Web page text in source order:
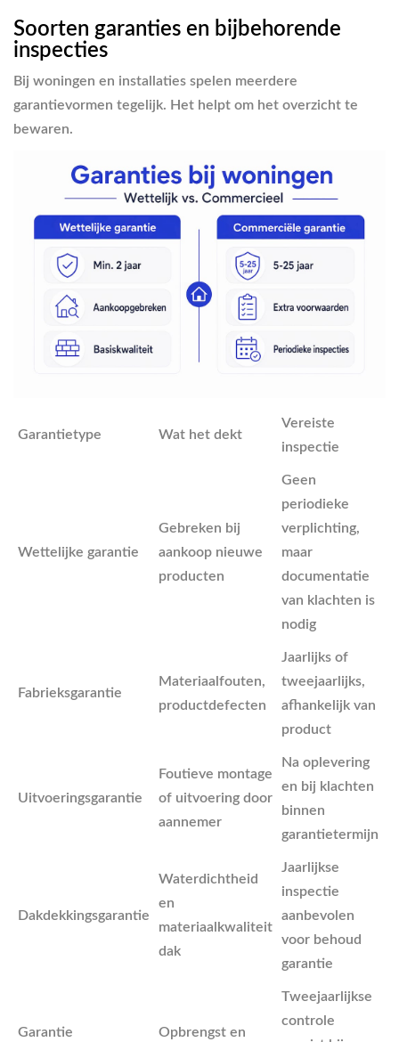
Soorten garanties en bijbehorende
inspecties
Bij woningen en installaties spelen meerdere
garantievormen tegelijk. Het helpt om het overzicht te
bewaren.
Garantietype Wat het dekt
Vereiste
inspectie
Wettelijke garantie
Gebreken bij
aankoop nieuwe
producten
Geen
periodieke
verplichting,
maar
documentatie
van klachten is
nodig
Fabrieksgarantie
Materiaalfouten,
productdefecten
Jaarlijks of
tweejaarlijks,
afhankelijk van
product
Uitvoeringsgarantie
Foutieve montage
of uitvoering door
aannemer
Na oplevering
en bij klachten
binnen
garantietermijn
Dakdekkingsgarantie
Waterdichtheid
en
materiaalkwaliteit
dak
Jaarlijkse
inspectie
aanbevolen
voor behoud
garantie
Garantie Opbrengst en
Tweejaarlijkse
controle